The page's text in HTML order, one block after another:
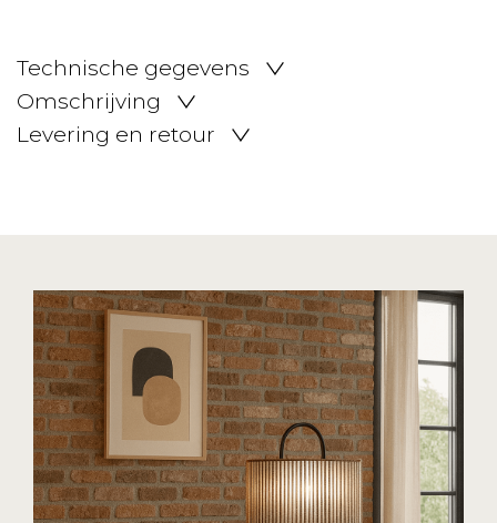
Technische gegevens
Omschrijving
Levering en retour